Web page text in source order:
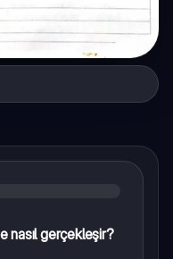
nasıl gerçekleşir?